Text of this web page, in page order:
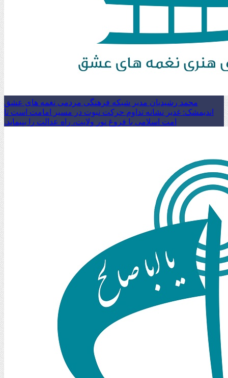
محمد رشیدیان مدیر شبکه فرهنگی مردمی نغمه های عشق
اندیمشک: غدیر نشانه تداوم حرکت نبوت در مسیر امامت است تا
امت اسلامی با فروغ نور ولایت، راه عدالت را بپیماید.